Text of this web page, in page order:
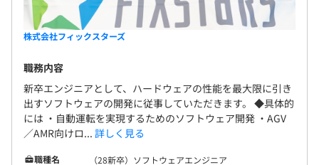
株式会社フィックスターズ
職務内容
新卒エンジニアとして、ハードウェアの性能を最大限に引き
出すソフトウェアの開発に従事していただきます。 ◆具体的
には ・自動運転を実現するためのソフトウェア開発 ・AGV
／AMR向けロ... 詳しく見る
職種名
（28新卒）ソフトウェアエンジニア